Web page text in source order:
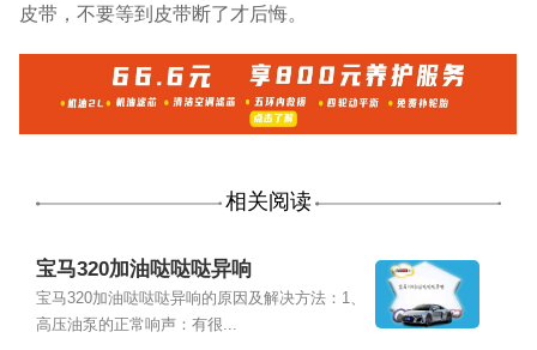
皮带，不要等到皮带断了才后悔。
相关阅读
宝马320加油哒哒哒异响
宝马320加油哒哒哒异响的原因及解决方法：1、
高压油泵的正常响声：有很...